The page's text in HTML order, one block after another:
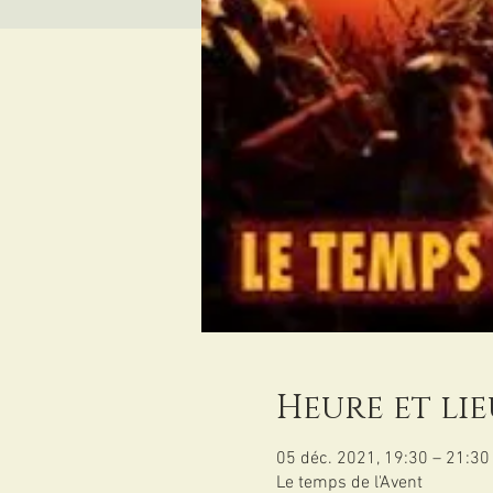
Heure et
05 déc. 2021, 19:30 – 21:30
Le temps de l'Avent